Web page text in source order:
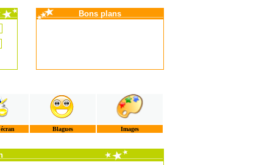
Bons plans
Blagues Images